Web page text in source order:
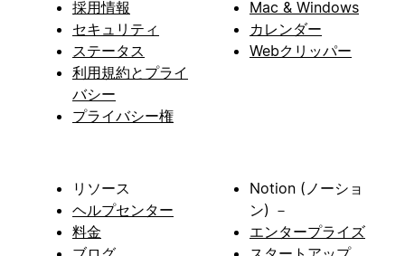
採用情報
セキュリティ
ステータス
利用規約とプライ
バシー
プライバシー権
Mac & Windows
カレンダー
Webクリッパー
リソース
ヘルプセンター
料金
Notion (ノーショ
ン) －
エンタープライズ